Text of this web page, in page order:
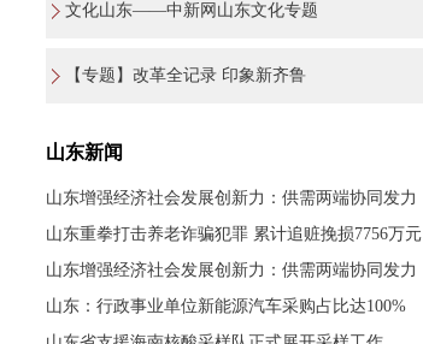
文化山东——中新网山东文化专题
【专题】改革全记录 印象新齐鲁
山东新闻
山东增强经济社会发展创新力：供需两端协同发力
山东重拳打击养老诈骗犯罪 累计追赃挽损7756万元
山东增强经济社会发展创新力：供需两端协同发力
山东：行政事业单位新能源汽车采购占比达100%